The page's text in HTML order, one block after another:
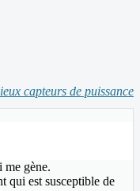
capteurs de puissance
me gène.
qui est susceptible de